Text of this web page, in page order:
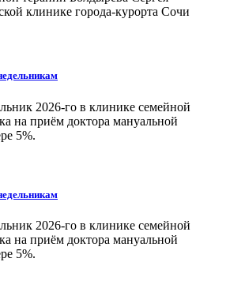
клинике города-курорта Сочи
2026-го в клинике семейной
на приём доктора мануальной
5%.
2026-го в клинике семейной
на приём доктора мануальной
5%.